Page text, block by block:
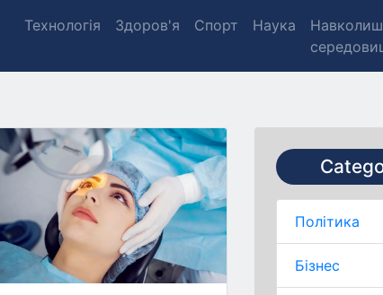
Технологія Здоров'я Спорт Наука
Політика
Бізнес